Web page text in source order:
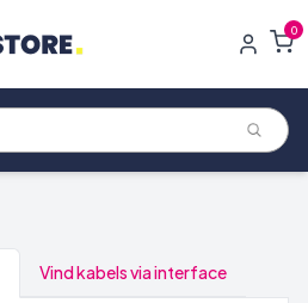
0
Vind kabels via interface